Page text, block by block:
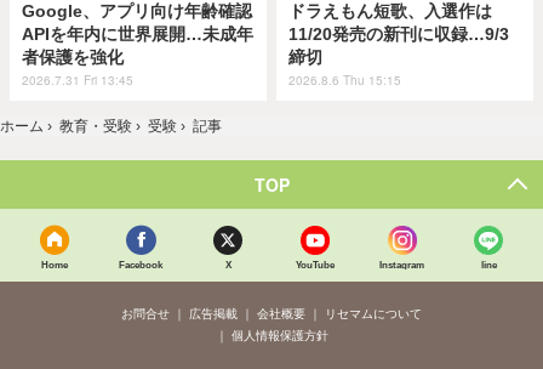
Google、アプリ向け年齢確認
APIを年内に世界展開…未成年
者保護を強化
2026.7.31 Fri 13:45
ドラえもん短歌、入選作は
11/20発売の新刊に収録…9/3
締切
2026.8.6 Thu 15:15
ホーム › 教育・受験 › 受験 › 記事
TOP
Home Facebook X YouTube Instagram line
お問合せ 広告掲載 会社概要
リセマムについて
個人情報保護方針